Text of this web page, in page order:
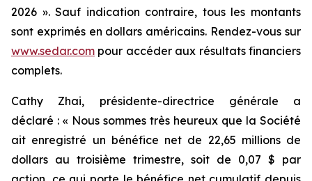
2026 ». Sauf indication contraire, tous les montants
sont exprimés en dollars américains. Rendez-vous sur
www.sedar.com pour accéder aux résultats financiers
complets.
Cathy Zhai, présidente-directrice générale a
déclaré : « Nous sommes très heureux que la Société
ait enregistré un bénéfice net de 22,65 millions de
dollars au troisième trimestre, soit de 0,07 $ par